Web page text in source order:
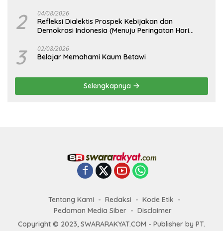
2 04/08/2026
Refleksi Dialektis Prospek Kebijakan dan
Demokrasi Indonesia (Menuju Peringatan Hari
3 02/08/2026
Belajar Memahami Kaum Betawi
Selengkapnya
Tentang Kami Redaksi
Kode Etik
Pedoman Media Siber
Disclaimer
Copyright © 2023, SWARARAKYAT.COM - Publisher by PT.